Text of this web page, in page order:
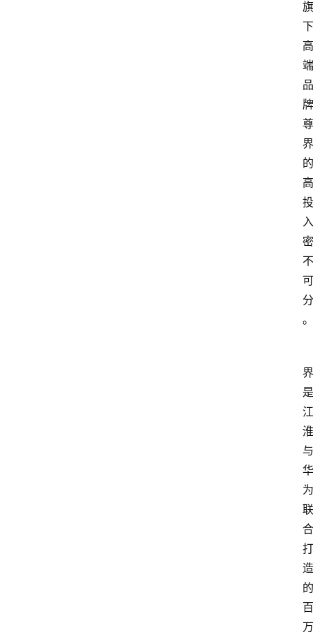
旗
下
高
端
品
牌
尊
界
的
高
投
入
密
不
可
分
。
界
是
江
淮
与
华
为
联
合
打
造
的
百
万